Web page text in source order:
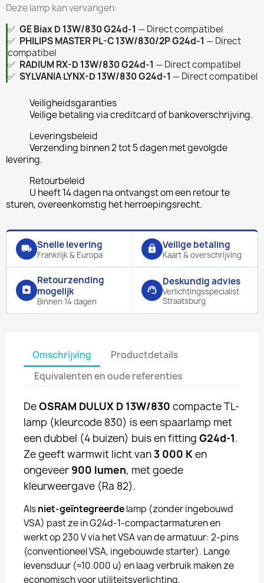
Deze lamp kan vervangen:
✅ GE Biax D 13W/830 G24d-1 — Direct compatibel
✅ PHILIPS MASTER PL-C 13W/830/2P G24d-1 — Direct
compatibel
✅ RADIUM RX-D 13W/830 G24d-1 — Direct compatibel
✅ SYLVANIA LYNX-D 13W/830 G24d-1 — Direct compatibel
Veiligheidsgaranties
Veilige betaling via creditcard of bankoverschrijving.
Leveringsbeleid
Verzending binnen 2 tot 5 dagen met gevolgde
levering.
Retourbeleid
U heeft 14 dagen na ontvangst om een retour te
sturen, overeenkomstig het herroepingsrecht.
local_shipping Snelle levering
Frankrijk & Europa
lock Veilige betaling
Kaart & overschrijving
assignment_return
Retourzending
mogelijk
Binnen 14 dagen
support_agent
Deskundig advies
Verlichtingsspecialist
Straatsburg
Omschrijving
Productdetails
Equivalenten en oude referenties
DeOSRAM DULUX D 13W/830 compacte TL-
lamp (kleurcode 830) is een spaarlamp met
een dubbel (4 buizen) buis en fitting G24d-1.
Ze geeft warmwit licht van3 000 Ken
ongeveer 900 lumen, met goede
kleurweergave (Ra 82).
Alsniet-geïntegreerdelamp (zonder ingebouwd
VSA) past ze in G24d-1-compactarmaturen en
werkt op 230 V via het VSA van de armatuur: 2-pins
(conventioneel VSA, ingebouwde starter). Lange
levensduur (≈10.000 u) en laag verbruik maken ze
economisch voor utiliteitsverlichting.